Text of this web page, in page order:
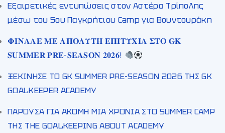
Εξαιρετικές εντυπώσεις στον Αστέρα Τρίπολης
μέσω του 5ου Παγκρήτιου Camp για Βουντουράκη
𝚽𝚰𝚴𝚨𝚲𝚬 𝚳𝚬 𝚨𝚷𝚶𝚲𝚼𝚻𝚮 𝚬𝚷𝚰𝚻𝚼𝚾𝚰𝚨 𝚺𝚻𝚶 𝐆𝐊
𝐒𝐔𝐌𝐌𝐄𝐑 𝐏𝐑𝐄-𝐒𝐄𝐀𝐒𝐎𝐍 𝟐𝟎𝟐𝟔!
ΞΕΚΙΝΗΣΕ ΤΟ GK SUMMER PRE-SEASON 2026 ΤΗΣ GK
GOALKEEPER ACADEMY
ΠΑΡΟΥΣΑ ΓΙΑ ΑΚΟΜΗ ΜΙΑ ΧΡΟΝΙΑ ΣΤΟ SUMMER CAMP
ΤΗΣ THE GOALKEEPING ABOUT ACADEMY